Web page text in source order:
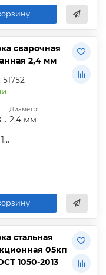
сварочная
2,4 мм
ГОСТ 3282-74|ГОСТ 6727-80|ГОСТ 9389-75
Диаметр:
2,4 мм
Бухта 50-100 кг
стальная
05кп
1050-2013